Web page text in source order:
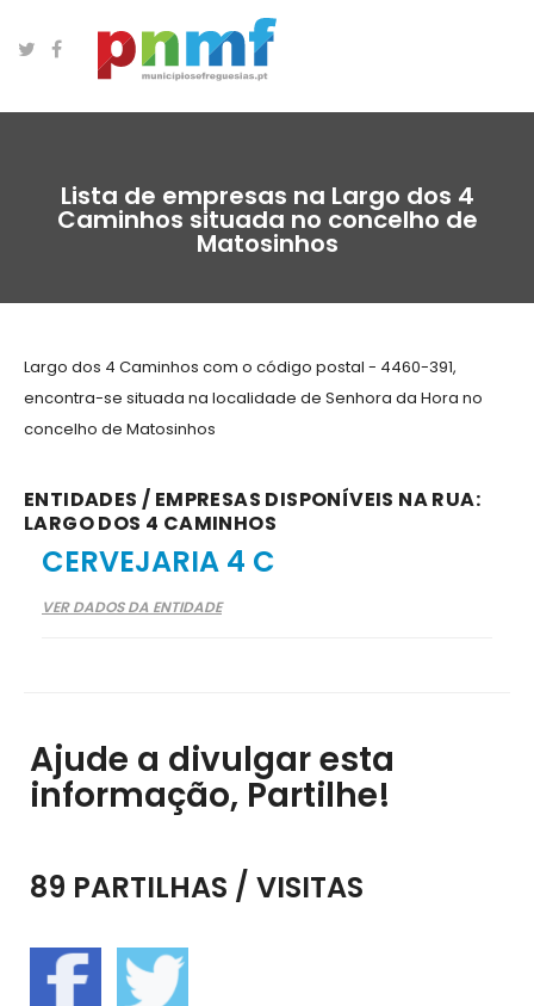
Lista de empresas na Largo dos 4
Caminhos situada no concelho de
Matosinhos
Largo dos 4 Caminhos com o código postal - 4460-391,
encontra-se situada na localidade de Senhora da Hora no
concelho de Matosinhos
ENTIDADES / EMPRESAS DISPONÍVEIS NA RUA:
LARGO DOS 4 CAMINHOS
CERVEJARIA 4 C
VER DADOS DA ENTIDADE
Ajude a divulgar esta
informação, Partilhe!
89 PARTILHAS / VISITAS